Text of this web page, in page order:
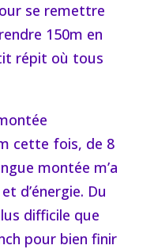
se remettre
150m en
répit où tous
cette fois, de 8
montée m’a
d’énergie. Du
difficile que
pour bien finir